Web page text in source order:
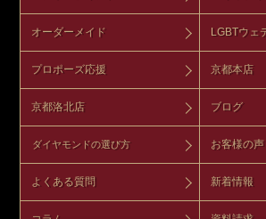
オーダーメイド LGBTウェ
プロポーズ応援 京都本店
京都洛北店 ブログ
ダイヤモンドの選び方 お客様の声
よくある質問 新着情報